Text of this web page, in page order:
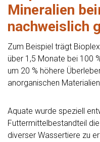
Mineralien
nachweislich
Zum Beispiel trägt
über 1,5 Monate bei 100
um 20 % höhere
anorganischen
Aquate wurde speziell
Futtermittelbestandteil
diverser Wassertiere zu